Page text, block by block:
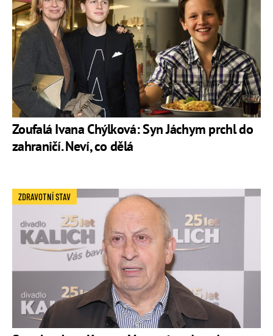
Zoufalá Ivana Chýlková: Syn Jáchym prchl do
zahraničí. Neví, co dělá
ZDRAVOTNÍ STAV